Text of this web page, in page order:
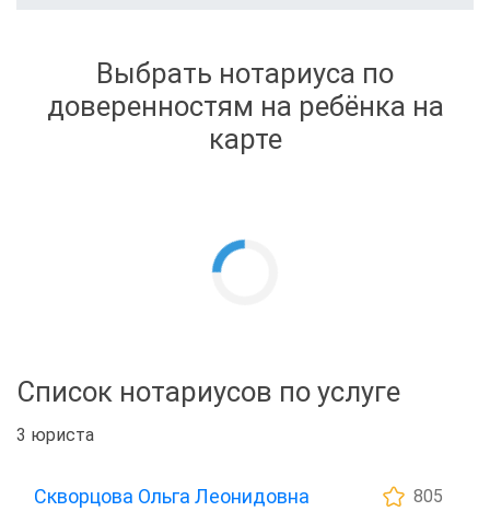
Выбрать нотариуса по
доверенностям на ребёнка на
карте
Список нотариусов по услуге
3 юриста
Скворцова Ольга Леонидовна
805